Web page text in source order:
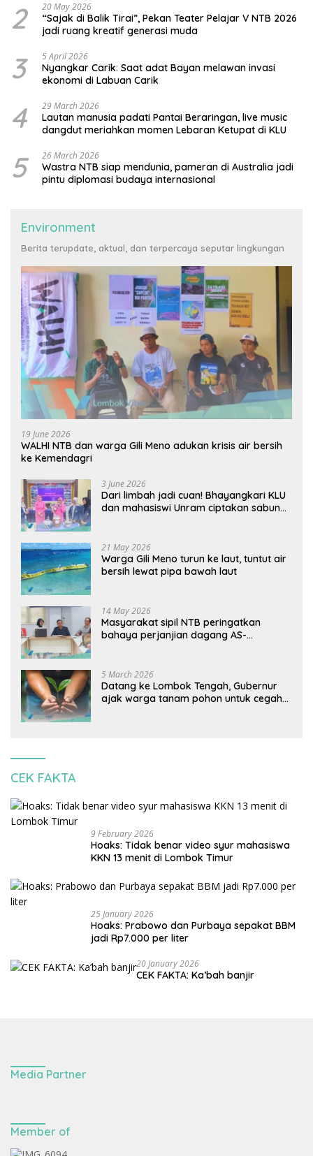
2 20 May 2026
“Sajak di Balik Tirai”, Pekan Teater Pelajar V NTB 2026
jadi ruang kreatif generasi muda
3 5 April 2026
Nyangkar Carik: Saat adat Bayan melawan invasi
ekonomi di Labuan Carik
4 29 March 2026
Lautan manusia padati Pantai Beraringan, live music
dangdut meriahkan momen Lebaran Ketupat di KLU
5 26 March 2026
Wastra NTB siap mendunia, pameran di Australia jadi
pintu diplomasi budaya internasional
Environment
Berita terupdate, aktual, dan terpercaya seputar lingkungan
19 June 2026
WALHI NTB dan warga Gili Meno adukan krisis air bersih
ke Kemendagri
3 June 2026
Dari limbah jadi cuan! Bhayangkari KLU
dan mahasiswi Unram ciptakan sabun
21 May 2026
Warga Gili Meno turun ke laut, tuntut air
bersih lewat pipa bawah laut
14 May 2026
Masyarakat sipil NTB peringatkan
bahaya perjanjian dagang AS-
5 March 2026
Datang ke Lombok Tengah, Gubernur
ajak warga tanam pohon untuk cegah
CEK FAKTA
9 February 2026
Hoaks: Tidak benar video syur mahasiswa
KKN 13 menit di Lombok Timur
25 January 2026
Hoaks: Prabowo dan Purbaya sepakat BBM
jadi Rp7.000 per liter
20 January 2026
CEK FAKTA: Ka’bah banjir
Media Partner
Member of